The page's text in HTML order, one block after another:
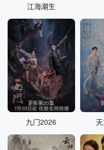
江海潮生
更新第20集
九门2026